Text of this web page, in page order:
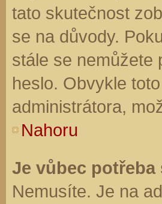
tato skutečnost
se na důvody.
stále se nemůžete
heslo. Obvykle
administrátora,
Nahoru
Je vůbec
Nemusíte. Je na